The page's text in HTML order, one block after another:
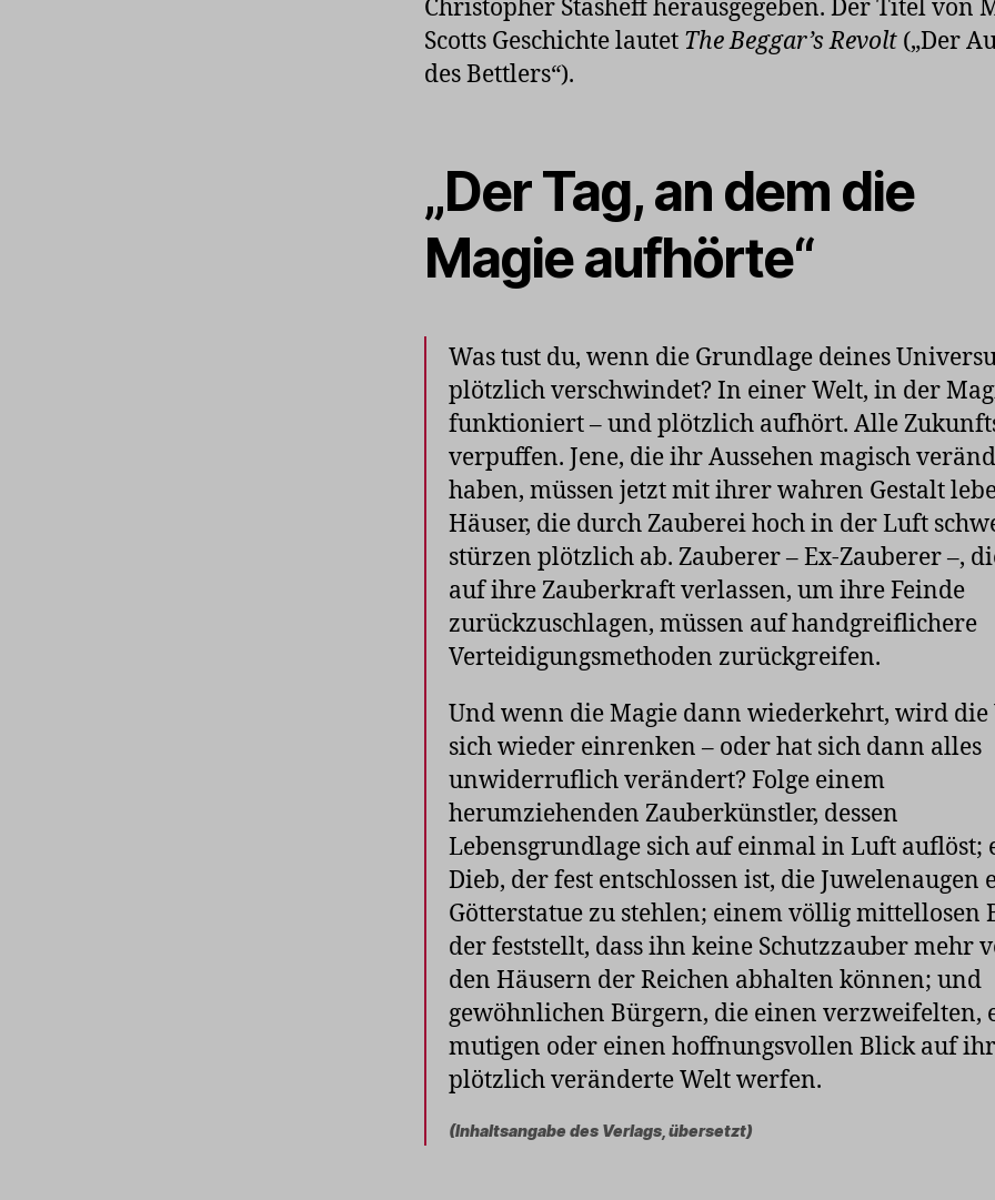
Christopher Stasheff herausgegeben. Der Titel von
Scotts Geschichte lautet The Beggar’s Revolt („Der
des Bettlers“).
„Der Tag, an dem die
Magie aufhörte“
Was tust du, wenn die Grundlage deines
plötzlich verschwindet? In einer Welt, in der
funktioniert – und plötzlich aufhört. Alle
verpuffen. Jene, die ihr Aussehen magisch
haben, müssen jetzt mit ihrer wahren Gestalt
Häuser, die durch Zauberei hoch in der Luft
stürzen plötzlich ab. Zauberer – Ex-Zauberer –,
auf ihre Zauberkraft verlassen, um ihre Feinde
zurückzuschlagen, müssen auf handgreiflichere
Verteidigungsmethoden zurückgreifen.
Und wenn die Magie dann wiederkehrt, wird die
sich wieder einrenken – oder hat sich dann alles
unwiderruflich verändert? Folge einem
herumziehenden Zauberkünstler, dessen
Lebensgrundlage sich auf einmal in Luft auflöst;
Dieb, der fest entschlossen ist, die Juwelenaugen
Götterstatue zu stehlen; einem völlig mittellosen
der feststellt, dass ihn keine Schutzzauber mehr
den Häusern der Reichen abhalten können; und
gewöhnlichen Bürgern, die einen verzweifelten,
mutigen oder einen hoffnungsvollen Blick auf
plötzlich veränderte Welt werfen.
(Inhaltsangabe des Verlags, übersetzt)